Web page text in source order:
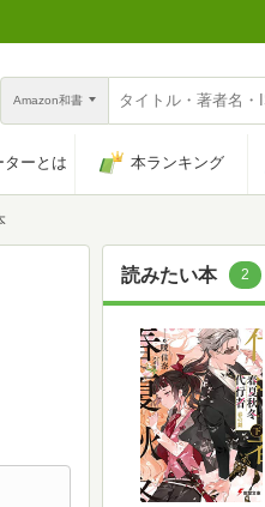
Amazon和書
ターとは 本ランキング
読みたい本 2